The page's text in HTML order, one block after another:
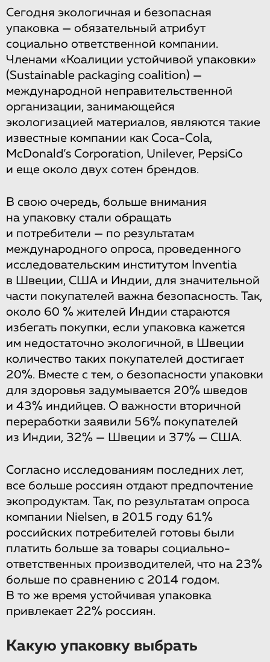
Сегодня экологичная и безопасная
упаковка — обязательный атрибут
социально ответственной компании.
Членами «Коалиции устойчивой упаковки»
(Sustainable packaging coalition) —
международной неправительственной
организации, занимающейся
экологизацией материалов, являются такие
известные компании как Coca-Cola,
McDonald’s Corporation, Unilever, PepsiCo
и еще около двух сотен брендов.
В свою очередь, больше внимания
на упаковку стали обращать
и потребители — по результатам
международного опроса, проведенного
исследовательским институтом Inventia
в Швеции, США и Индии, для значительной
части покупателей важна безопасность. Так,
около 60 % жителей Индии стараются
избегать покупки, если упаковка кажется
им недостаточно экологичной, в Швеции
количество таких покупателей достигает
20%. Вместе с тем, о безопасности упаковки
для здоровья задумывается 20% шведов
и 43% индийцев. О важности вторичной
переработки заявили 56% покупателей
из Индии, 32% — Швеции и 37% — США.
Согласно исследованиям последних лет,
все больше россиян отдают предпочтение
экопродуктам. Так, по результатам опроса
компании Nielsen, в 2015 году 61%
российских потребителей готовы были
платить больше за товары социально-
ответственных производителей, что на 23%
больше по сравнению с 2014 годом.
В то же время устойчивая упаковка
привлекает 22% россиян.
Какую упаковку выбрать